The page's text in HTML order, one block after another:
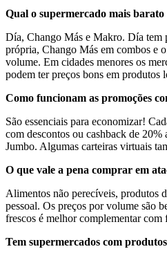
Qual o supermercado mais
Día, Chango Más e Makro. Día tem
própria, Chango Más em combos e
volume. Em cidades menores os
podem ter preços bons em produtos
Como funcionam as promoções
São essenciais para economizar!
com descontos ou cashback de
Jumbo. Algumas carteiras virtuais
O que vale a pena comprar em
Alimentos não perecíveis, produtos
pessoal. Os preços por volume são
frescos é melhor complementar com
Tem supermercados com